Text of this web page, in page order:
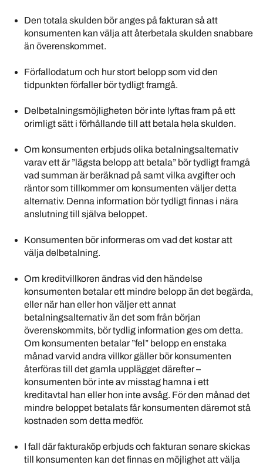
Den totala skulden bör anges på fakturan så att
konsumenten kan välja att återbetala skulden snabbare
än överenskommet.
Förfallodatum och hur stort belopp som vid den
tidpunkten förfaller bör tydligt framgå.
Delbetalningsmöjligheten bör inte lyftas fram på ett
orimligt sätt i förhållande till att betala hela skulden.
Om konsumenten erbjuds olika betalningsalternativ
varav ett är ”lägsta belopp att betala” bör tydligt framgå
vad summan är beräknad på samt vilka avgifter och
räntor som tillkommer om konsumenten väljer detta
alternativ. Denna information bör tydligt finnas i nära
anslutning till själva beloppet.
Konsumenten bör informeras om vad det kostar att
välja delbetalning.
Om kreditvillkoren ändras vid den händelse
konsumenten betalar ett mindre belopp än det begärda,
eller när han eller hon väljer ett annat
betalningsalternativ än det som från början
överenskommits, bör tydlig information ges om detta.
Om konsumenten betalar ”fel” belopp en enstaka
månad varvid andra villkor gäller bör konsumenten
återföras till det gamla upplägget därefter –
konsumenten bör inte av misstag hamna i ett
kreditavtal han eller hon inte avsåg. För den månad det
mindre beloppet betalats får konsumenten däremot stå
kostnaden som detta medför.
I fall där fakturaköp erbjuds och fakturan senare skickas
till konsumenten kan det finnas en möjlighet att välja